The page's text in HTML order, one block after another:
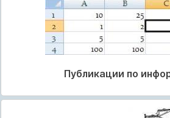
Публикации по